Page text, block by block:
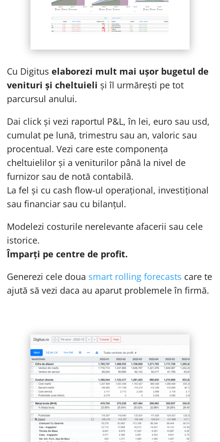
Cu Digituselaborezi mult mai ușor bugetul de
venituri și cheltuieli și îl urmărești pe tot
parcursul anului.
Dai click și vezi raportul P&L, în lei, euro sau usd,
cumulat pe lună, trimestru sau an, valoric sau
procentual. Vezi care este componența
cheltuielilor și a veniturilor până la nivel de
furnizor sau de notă contabilă.
La fel și cu cash flow-ul operațional, investițional
sau financiar sau cu bilanțul.
Modelezi costurile nerelevante afacerii sau cele
istorice.
Împarți pe centre de profit.
Generezi cele doua smart rolling forecasts care te
ajută să vezi daca au aparut problemele în firmă.